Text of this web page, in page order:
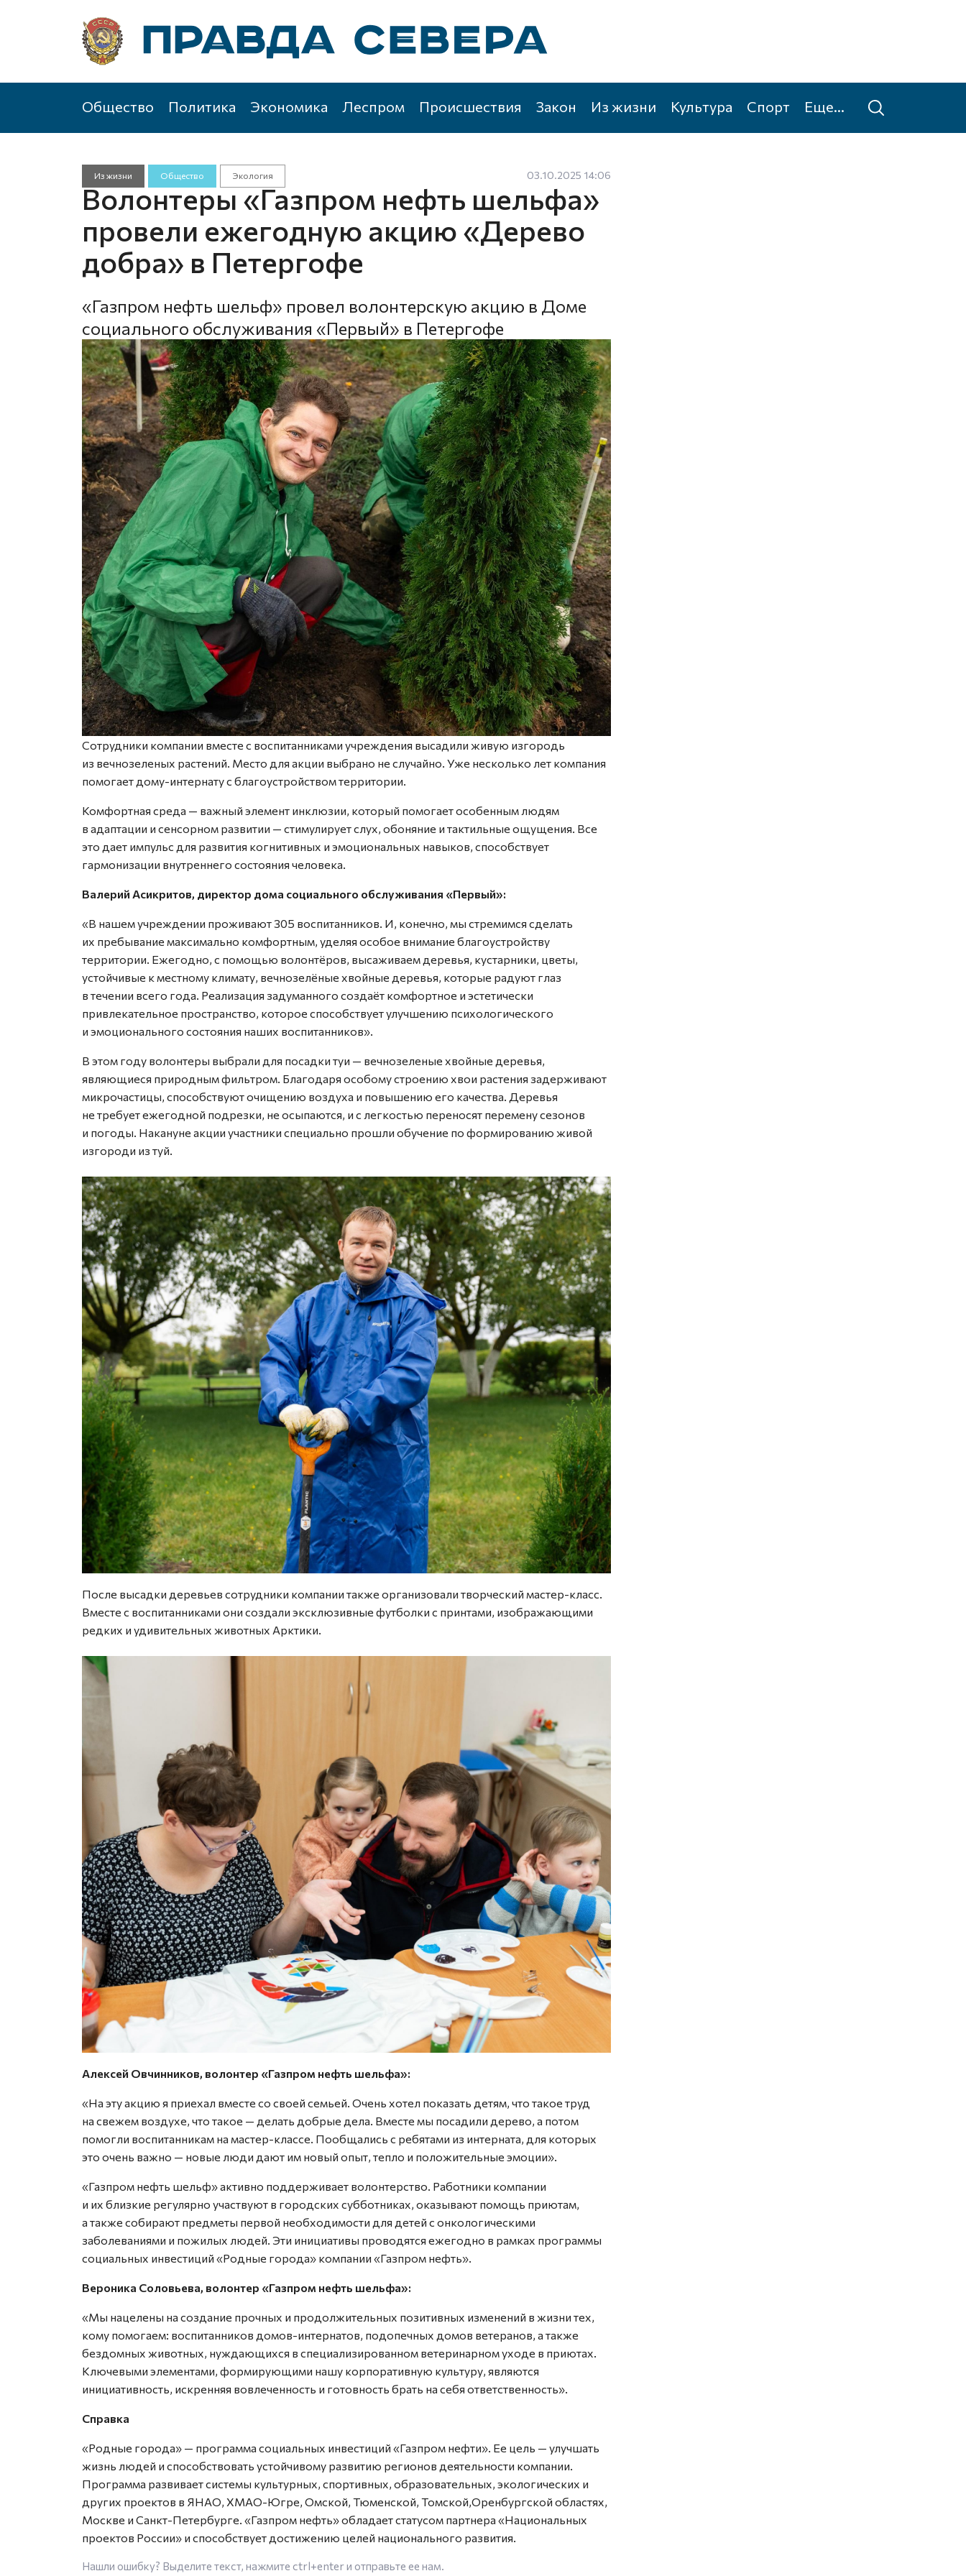
Общество Политика Экономика Леспром Происшествия Закон Из жизни Культура Спорт Еще...
Из жизни Общество Экология 03.10.2025 14:06
Волонтеры «Газпром нефть шельфа»
провели ежегодную акцию «Дерево
добра» в Петергофе
«Газпром нефть шельф» провел волонтерскую акцию в Доме
социального обслуживания «Первый» в Петергофе
Сотрудники компании вместе с воспитанниками учреждения высадили живую изгородь
из вечнозеленых растений. Место для акции выбрано не случайно. Уже несколько лет компания
помогает дому-интернату с благоустройством территории.
Комфортная среда — важный элемент инклюзии, который помогает особенным людям
в адаптации и сенсорном развитии — стимулирует слух, обоняние и тактильные ощущения. Все
это дает импульс для развития когнитивных и эмоциональных навыков, способствует
гармонизации внутреннего состояния человека.
Валерий Асикритов, директор дома социального обслуживания «Первый»:
«В нашем учреждении проживают 305 воспитанников. И, конечно, мы стремимся сделать
их пребывание максимально комфортным, уделяя особое внимание благоустройству
территории. Ежегодно, с помощью волонтёров, высаживаем деревья, кустарники, цветы,
устойчивые к местному климату, вечнозелёные хвойные деревья, которые радуют глаз
в течении всего года. Реализация задуманного создаёт комфортное и эстетически
привлекательное пространство, которое способствует улучшению психологического
и эмоционального состояния наших воспитанников».
В этом году волонтеры выбрали для посадки туи — вечнозеленые хвойные деревья,
являющиеся природным фильтром. Благодаря особому строению хвои растения задерживают
микрочастицы, способствуют очищению воздуха и повышению его качества. Деревья
не требует ежегодной подрезки, не осыпаются, и с легкостью переносят перемену сезонов
и погоды. Накануне акции участники специально прошли обучение по формированию живой
изгороди из туй.
После высадки деревьев сотрудники компании также организовали творческий мастер-класс.
Вместе с воспитанниками они создали эксклюзивные футболки с принтами, изображающими
редких и удивительных животных Арктики.
Алексей Овчинников, волонтер «Газпром нефть шельфа»:
«На эту акцию я приехал вместе со своей семьей. Очень хотел показать детям, что такое труд
на свежем воздухе, что такое — делать добрые дела. Вместе мы посадили дерево, а потом
помогли воспитанникам на мастер-классе. Пообщались с ребятами из интерната, для которых
это очень важно — новые люди дают им новый опыт, тепло и положительные эмоции».
«Газпром нефть шельф» активно поддерживает волонтерство. Работники компании
и их близкие регулярно участвуют в городских субботниках, оказывают помощь приютам,
а также собирают предметы первой необходимости для детей с онкологическими
заболеваниями и пожилых людей. Эти инициативы проводятся ежегодно в рамках программы
социальных инвестиций «Родные города» компании «Газпром нефть».
Вероника Соловьева, волонтер «Газпром нефть шельфа»:
«Мы нацелены на создание прочных и продолжительных позитивных изменений в жизни тех,
кому помогаем: воспитанников домов-интернатов, подопечных домов ветеранов, а также
бездомных животных, нуждающихся в специализированном ветеринарном уходе в приютах.
Ключевыми элементами, формирующими нашу корпоративную культуру, являются
инициативность, искренняя вовлеченность и готовность брать на себя ответственность».
Справка
«Родные города» — программа социальных инвестиций «Газпром нефти». Ее цель — улучшать
жизнь людей и способствовать устойчивому развитию регионов деятельности компании.
Программа развивает системы культурных, спортивных, образовательных, экологических и
других проектов в ЯНАО, ХМАО-Югре, Омской, Тюменской, Томской,Оренбургской областях,
Москве и Санкт-Петербурге. «Газпром нефть» обладает статусом партнера «Национальных
проектов России» и способствует достижению целей национального развития.
Нашли ошибку? Выделите текст, нажмите ctrl+enterи отправьте ее нам.